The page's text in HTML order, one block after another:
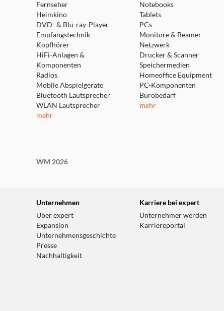
Fernseher
Heimkino
DVD- & Blu-ray-Player
Empfangstechnik
Kopfhörer
HiFi-Anlagen &
Komponenten
Radios
Mobile Abspielgeräte
Bluetooth Lautsprecher
WLAN Lautsprecher
mehr
Notebooks
Tablets
PCs
Monitore & Beamer
Netzwerk
Drucker & Scanner
Speichermedien
Homeoffice Equipment
PC-Komponenten
Bürobedarf
mehr
WM 2026
Unternehmen
Über expert
Expansion
Unternehmensgeschichte
Presse
Nachhaltigkeit
Karriere bei expert
Unternehmer werden
Karriereportal